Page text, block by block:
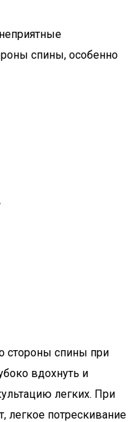
спины, особенно
стороны спины при
вдохнуть и
легких. При
легкое потрескивание